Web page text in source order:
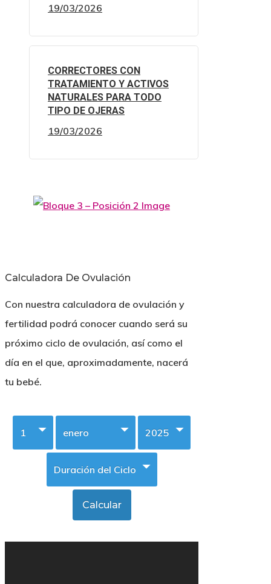
19/03/2026
CORRECTORES CON
TRATAMIENTO Y ACTIVOS
NATURALES PARA TODO
TIPO DE OJERAS
19/03/2026
Calculadora De Ovulación
Con nuestra calculadora de ovulación y
fertilidad podrá conocer cuando será su
próximo ciclo de ovulación, así como el
día en el que, aproximadamente, nacerá
tu bebé.